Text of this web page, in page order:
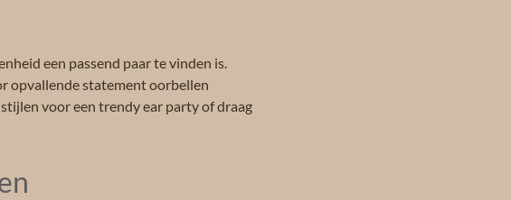
een passend paar te vinden is.
opvallende statement oorbellen
voor een trendy ear party of draag